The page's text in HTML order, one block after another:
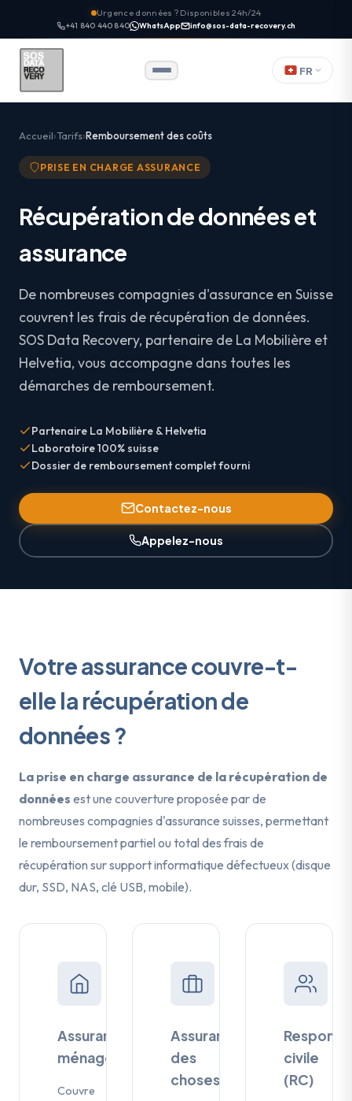
Urgence données ? Disponibles 24h/24
+41 840 440 840 WhatsApp info@sos-data-recovery.ch
FR
Accueil Tarifs Remboursement des coûts
PRISE EN CHARGE ASSURANCE
Récupération de données et
assurance
De nombreuses compagnies d'assurance en Suisse
couvrent les frais de récupération de données.
SOS Data Recovery, partenaire de La Mobilière et
Helvetia, vous accompagne dans toutes les
démarches de remboursement.
Partenaire La Mobilière & Helvetia
Laboratoire 100% suisse
Dossier de remboursement complet fourni
Contactez-nous
Appelez-nous
Votre assurance couvre-t-
elle la récupération de
données ?
La prise en charge assurance de la récupération de
données est une couverture proposée par de
nombreuses compagnies d'assurance suisses, permettant
le remboursement partiel ou total des frais de
récupération sur support informatique défectueux (disque
dur, SSD, NAS, clé USB, mobile).
Assurance
ménage
Couvre
Assurance
des
choses
civile
(RC)